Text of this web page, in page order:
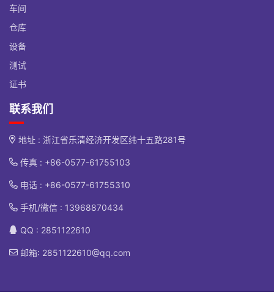
车间
仓库
设备
测试
证书
联系我们
地址 : 浙江省乐清经济开发区纬十五路281号
传真 : +86-0577-61755103
电话 : +86-0577-61755310
手机/微信 : 13968870434
QQ : 2851122610
邮箱: 2851122610@qq.com